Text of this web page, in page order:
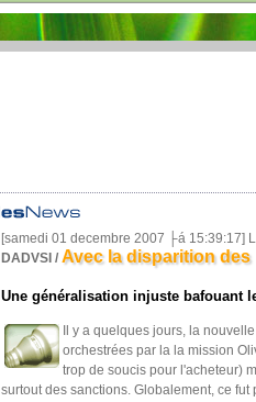
[samedi 01 decembre 2007 ├á 15:39:17]
DADVSI / Avec la disparition des
Une généralisation injuste bafouant
Il y a quelques jours, la
orchestrées par la la mission
trop de soucis pour l'acheteur)
surtout des sanctions. Globalement, ce